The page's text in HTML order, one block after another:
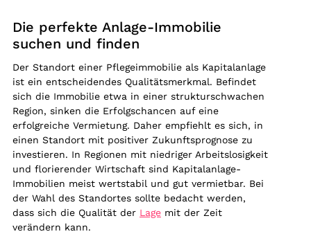
Die perfekte Anlage-Immobilie
suchen und finden
Der Standort einer Pflegeimmobilie als Kapitalanlage
ist ein entscheidendes Qualitätsmerkmal. Befindet
sich die Immobilie etwa in einer strukturschwachen
Region, sinken die Erfolgschancen auf eine
erfolgreiche Vermietung. Daher empfiehlt es sich, in
einen Standort mit positiver Zukunftsprognose zu
investieren. In Regionen mit niedriger Arbeitslosigkeit
und florierender Wirtschaft sind Kapitalanlage-
Immobilien meist wertstabil und gut vermietbar. Bei
der Wahl des Standortes sollte bedacht werden,
dass sich die Qualität der Lage mit der Zeit
verändern kann.